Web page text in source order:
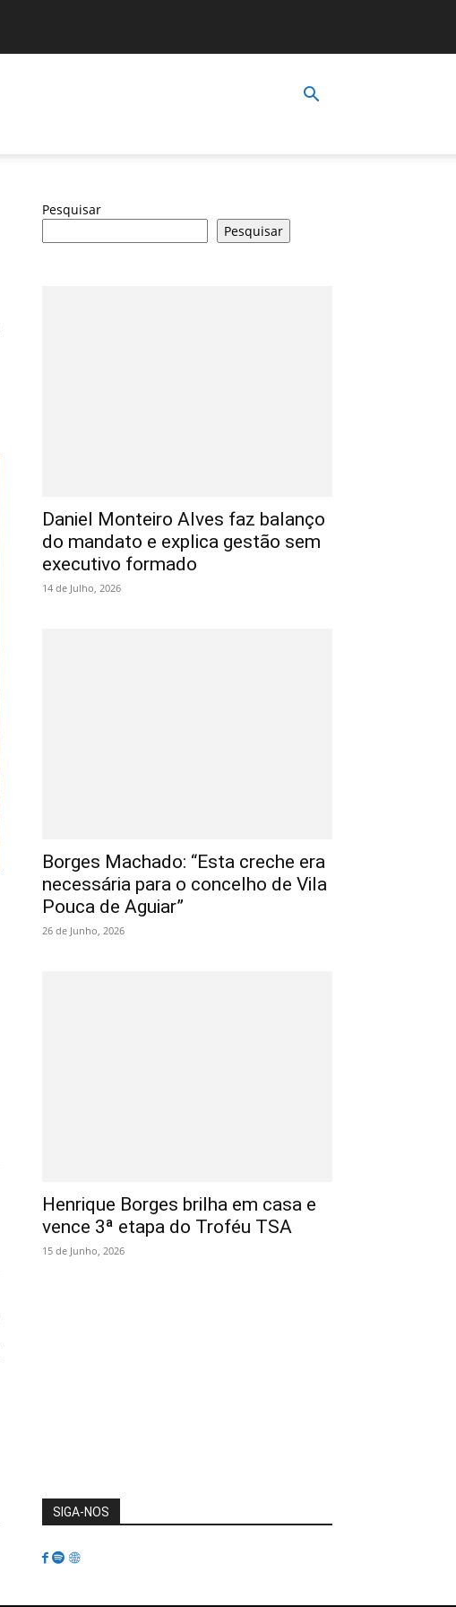
Pesquisar
Pesquisar
Daniel Monteiro Alves faz balanço
do mandato e explica gestão sem
executivo formado
14 de Julho, 2026
Borges Machado: “Esta creche era
necessária para o concelho de Vila
Pouca de Aguiar”
26 de Junho, 2026
Henrique Borges brilha em casa e
vence 3ª etapa do Troféu TSA
15 de Junho, 2026
SIGA-NOS